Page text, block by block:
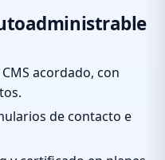
acordado, con
de contacto e